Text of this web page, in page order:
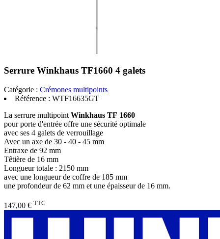
Serrure Winkhaus TF1660 4 galets
Catégorie : Crémones multipoints
Référence : WTF16635GT
La serrure multipoint Winkhaus TF 1660
pour porte d'entrée offre une sécurité optimale
avec ses 4 galets de verrouillage
Avec un axe de 30 - 40 - 45 mm
Entraxe de 92 mm
Têtière de 16 mm
Longueur totale : 2150 mm
avec une longueur de coffre de 185 mm
une profondeur de 62 mm et une épaisseur de 16 mm.
147,00 € TTC